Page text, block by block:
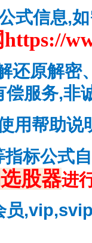
式信息,
https://
还原解密
偿服务,非
用帮助说
标公式
股器进
员